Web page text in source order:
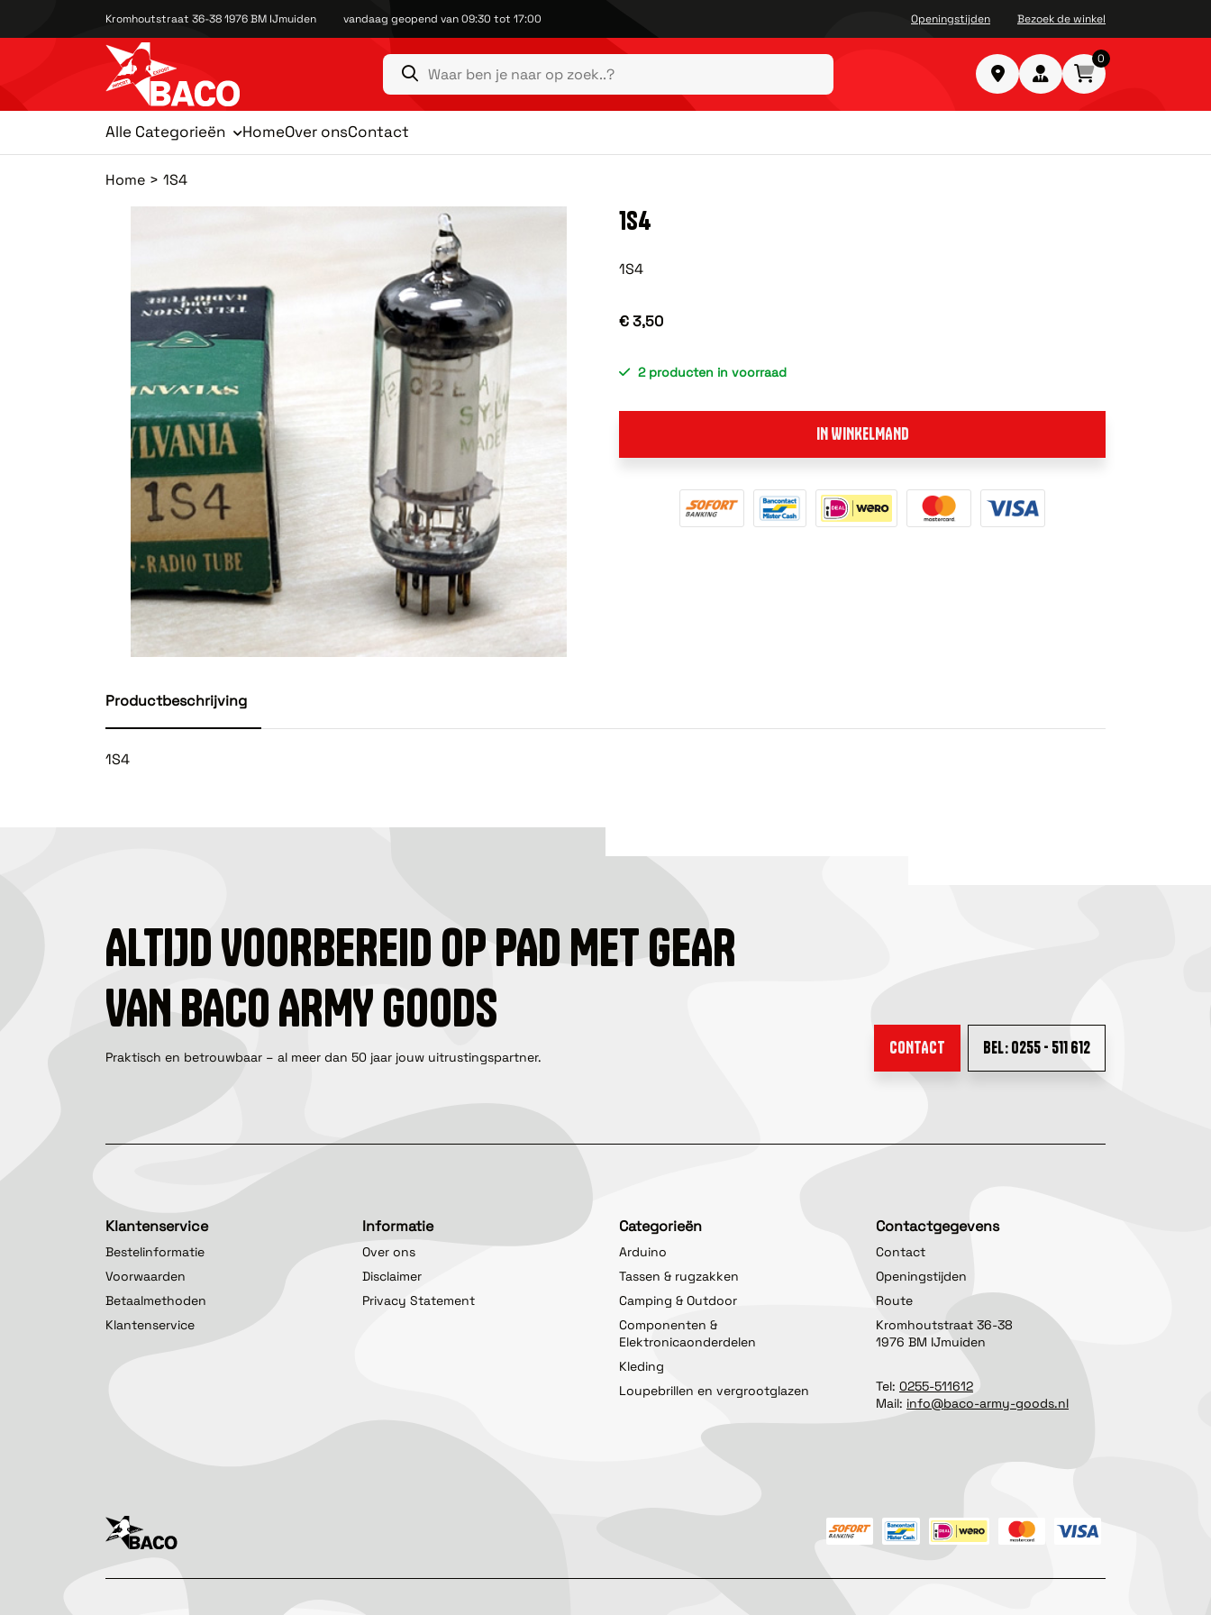
Kromhoutstraat 36-38 1976 BM IJmuiden vandaag geopend van 09:30 tot 17:00 Openingstijden Bezoek de winkel
0
Alle Categorieën HomeOver onsContact
Home 1S4
1S4
1S4
€ 3,50
2 producten in voorraad
IN WINKELMAND
Productbeschrijving
1S4
ALTIJD VOORBEREID OP PAD MET GEAR
VAN BACO ARMY GOODS
Praktisch en betrouwbaar – al meer dan 50 jaar jouw uitrustingspartner. CONTACT BEL: 0255 - 511 612
Klantenservice
Bestelinformatie
Voorwaarden
Betaalmethoden
Klantenservice
Informatie
Over ons
Disclaimer
Privacy Statement
Categorieën
Arduino
Tassen & rugzakken
Camping & Outdoor
Componenten &
Elektronicaonderdelen
Kleding
Loupebrillen en vergrootglazen
Contactgegevens
Contact
Openingstijden
Route
Kromhoutstraat 36-38
1976 BM IJmuiden
Tel: 0255-511612
Mail: info@baco-army-goods.nl